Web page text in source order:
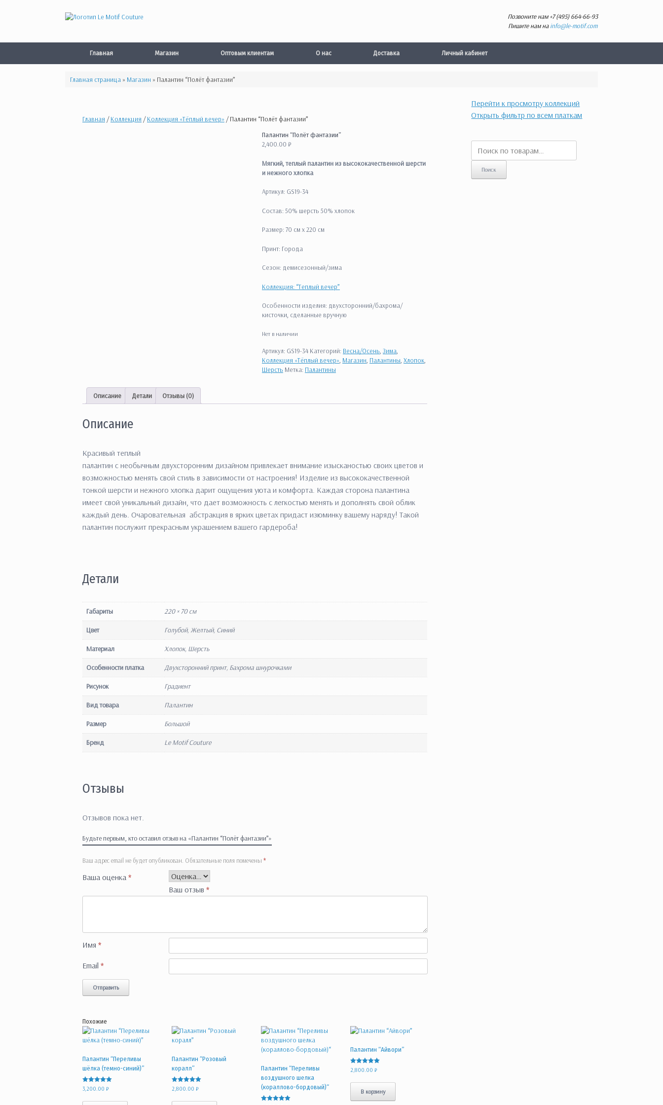
Позвоните нам+7 (495) 664-66-93
Пишите нам наinfo@le-motif.com
Главная Магазин Оптовым клиентам О нас Доставка Личный кабинет
Главная страница » Магазин » Палантин “Полёт фантазии”
Главная /Коллекция /Коллекция «Тёплый вечер» / Палантин “Полёт фантазии”
Палантин “Полёт фантазии”
2,400.00 ₽
Мягкий, теплый палантин из высококачественной шерсти
и нежного хлопка
Артикул: GS19-34
Состав: 50% шерсть 50% хлопок
Размер: 70 см x 220 см
Принт: Города
Сезон: демисезонный/зима
Коллекция: “Теплый вечер”
Особенности изделия: двухсторонний/бахрома/
кисточки, сделанные вручную
Нет в наличии
Артикул: GS19-34 Категорий: Весна/Осень, Зима,
Коллекция «Тёплый вечер», Магазин, Палантины, Хлопок,
Шерсть Метка: Палантины
Описание Детали Отзывы (0)
Описание
Красивый теплый
палантин с необычным двухсторонним дизайном привлекает внимание изысканостью своих цветов и
возможностью менять свой стиль в зависимости от настроения! Изделие из высококачественной
тонкой шерсти и нежного хлопка дарит ощущения уюта и комфорта. Каждая сторона палантина
имеет свой уникальный дизайн, что дает возможность с легкостью менять и дополнять свой облик
каждый день. Очаровательная абстракция в ярких цветах придаст изюминку вашему наряду! Такой
палантин послужит прекрасным украшением вашего гардероба!
Детали
Габариты 220 × 70 см
Цвет Голубой, Желтый, Синий
Материал Хлопок, Шерсть
Особенности платка Двухсторонний принт, Бахрома шнурочками
Рисунок Градиент
Вид товара Палантин
Размер Большой
Бренд Le Motif Couture
Отзывы
Отзывов пока нет.
Будьте первым, кто оставил отзыв на «Палантин “Полёт фантазии”»
Ваш адрес email не будет опубликован. Обязательные поля помечены *
Ваша оценка *
Ваш отзыв *
Имя *
Email *
Похожие
Палантин “Переливы
шёлка (темно-синий)”
Оценка
5.00
3,200.00 ₽
Палантин “Розовый
коралл”
Оценка
5.00
2,800.00 ₽
Палантин “Переливы
воздушного шелка
(кораллово-бордовый)“
Палантин “Айвори”
Оценка
5.00
2,800.00 ₽
В корзину
Перейти к просмотру коллекций
Открыть фильтр по всем платкам
Искать:
Поиск